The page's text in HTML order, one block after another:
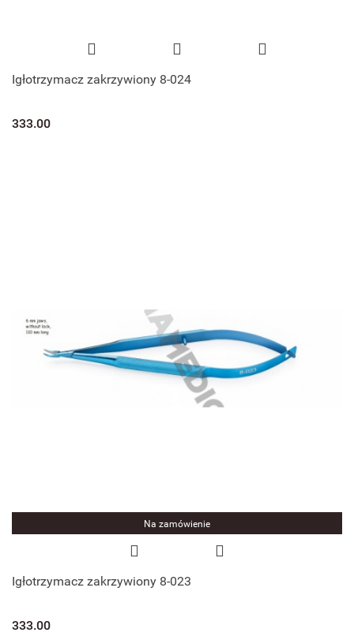
Igłotrzymacz zakrzywiony 8-024
333.00
Na zamówienie
Igłotrzymacz zakrzywiony 8-023
333.00